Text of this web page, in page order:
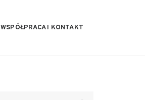
WSPÓŁPRACA I KONTAKT